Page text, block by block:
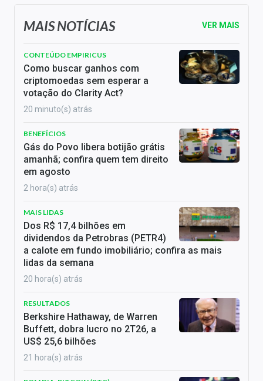
MAIS NOTÍCIAS VER MAIS
CONTEÚDO EMPIRICUS
Como buscar ganhos com
criptomoedas sem esperar a
votação do Clarity Act?
20 minuto(s) atrás
BENEFÍCIOS
Gás do Povo libera botijão grátis
amanhã; confira quem tem direito
em agosto
2 hora(s) atrás
MAIS LIDAS
Dos R$ 17,4 bilhões em
dividendos da Petrobras (PETR4)
a calote em fundo imobiliário; confira as mais
lidas da semana
20 hora(s) atrás
RESULTADOS
Berkshire Hathaway, de Warren
Buffett, dobra lucro no 2T26, a
US$ 25,6 bilhões
21 hora(s) atrás